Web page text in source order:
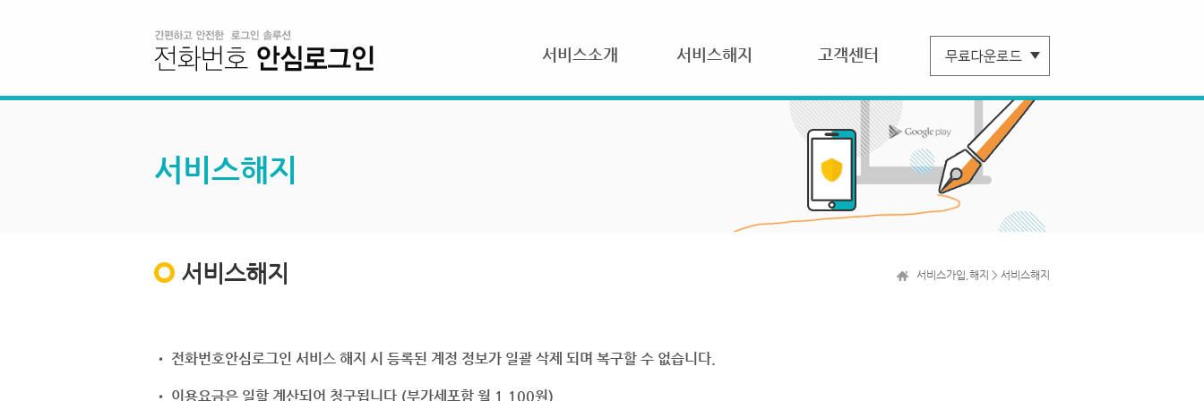
서비스소개 서비스해지 고객센터
서비스해지
서비스해지 서비스가입,해지 > 서비스해지
• 전화번호안심로그인 서비스 해지 시 등록된 계정 정보가 일괄 삭제 되며 복구할 수 없습니다.
• 이용요금은 일할 계산되어 청구됩니다.(부가세포함 월 1,100원)